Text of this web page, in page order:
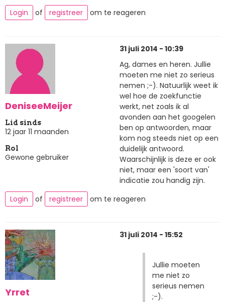
Login
of registreer om te reageren
DeniseeMeijer
Lid sinds
12 jaar 11 maanden
Rol
Gewone gebruiker
31 juli 2014 - 10:39
Ag, dames en heren. Jullie
moeten me niet zo serieus
nemen ;-). Natuurlijk weet ik
wel hoe de zoekfunctie
werkt, net zoals ik al
avonden aan het googelen
ben op antwoorden, maar
kom nog steeds niet op een
duidelijk antwoord.
Waarschijnlijk is deze er ook
niet, maar een 'soort van'
indicatie zou handig zijn.
Login
of registreer om te reageren
Yrret
31 juli 2014 - 15:52
Jullie moeten
me niet zo
serieus nemen
;-).